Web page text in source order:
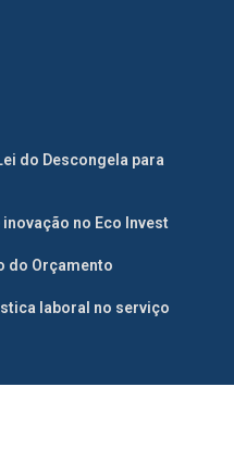
do Descongela para
no Eco Invest
do Orçamento
laboral no serviço